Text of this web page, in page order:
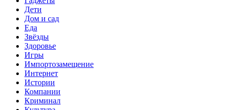
Дети
Дом и сад
Еда
Звёзды
Здоровье
Игры
Импортозамещение
Интернет
Истории
Компании
Криминал